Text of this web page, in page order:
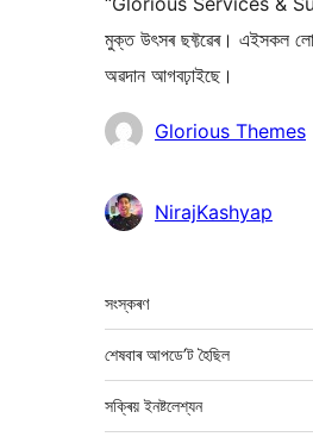
মুক্ত উৎসৰ ছফ্টৱেৰ। এইসকল
অৱদান আগবঢ়াইছে।
অৱদানকাৰীসকলGlorious Themes
NirajKashyap
মেটা
সংস্কৰণ
শেষবাৰ আপডে’ট হৈছিল
সক্ৰিয় ইনষ্টলেশ্যন